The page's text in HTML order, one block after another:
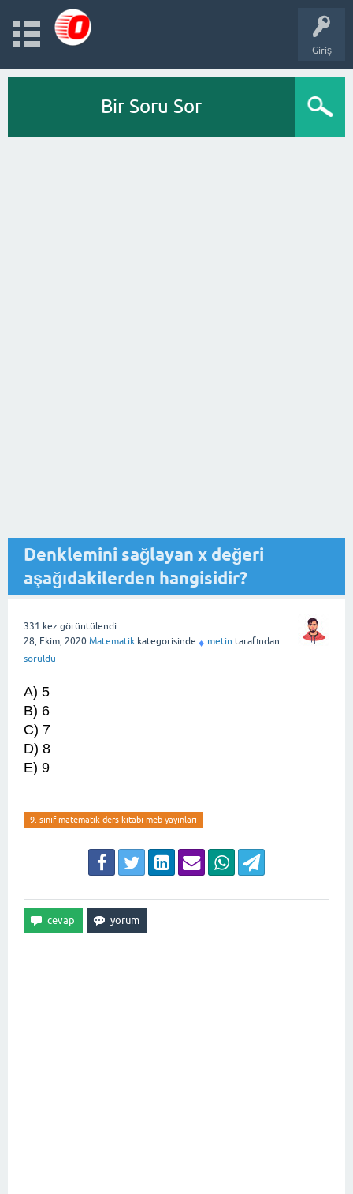
Giriş
Bir Soru Sor
Denklemini sağlayan x değeri
aşağıdakilerden hangisidir?
331 kez görüntülendi
28, Ekim, 2020 Matematik kategorisinde ♦ metin tarafından
soruldu
A) 5
B) 6
C) 7
D) 8
E) 9
9. sınıf matematik ders kitabı meb yayınları